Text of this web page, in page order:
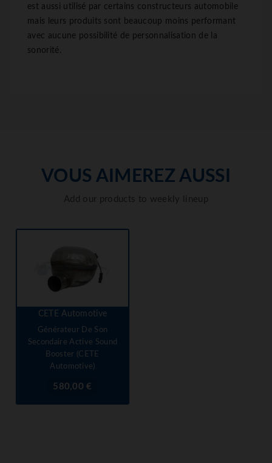
est aussi utilisé par certains constructeurs automobile
mais leurs produits sont beaucoup moins performant
avec aucune possibilité de personnalisation de la
sonorité.
VOUS AIMEREZ AUSSI
Add our products to weekly lineup
CETE Automotive
Générateur De Son
Secondaire Active Sound
Booster (CETE
Automotive)
Prix
580,00 €